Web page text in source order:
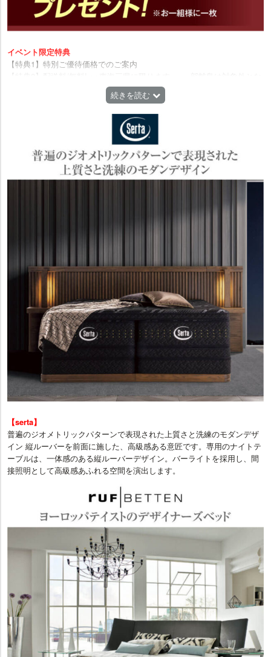
イベント限定特典
【特典1】特別ご優待価格でのご案内
【特典3】組立・設置料/無料!
【特典4】引取り処分料/無料! ※配送先と同一住所からの引取処分に限り
ます。※ご購入商品と同一商品かつ同点数に限ります。
【特典5】イベント期間中にご成約で、寝装品（パッド・シーツ）
25％OFF!
【特典6】インテリアプラスご予約の上、ご来場の方に、オリジナルクオ
カードプレゼント! ※お人組様に一枚。
続きを読む
【serta】
普遍のジオメトリックパターンで表現された上質さと洗練のモダンデザ
イン 縦ルーバーを前面に施した、高級感ある意匠です。専用のナイトテ
ーブルは、一体感のある縦ルーバーデザイン。バーライトを採用し、間
接照明として高級感あふれる空間を演出します。